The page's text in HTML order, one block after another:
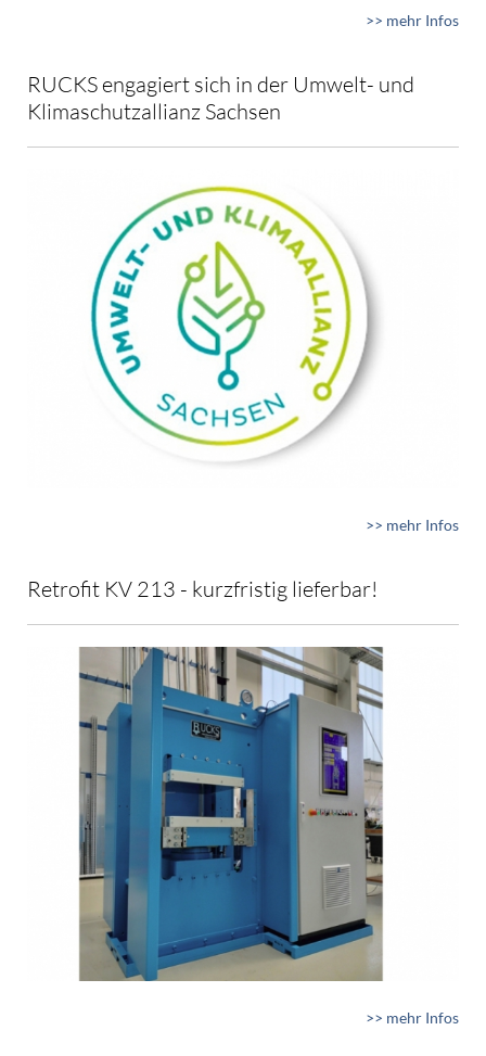
>> mehr Infos
RUCKS engagiert sich in der Umwelt- und
Klimaschutzallianz Sachsen
>> mehr Infos
Retrofit KV 213 - kurzfristig lieferbar!
>> mehr Infos